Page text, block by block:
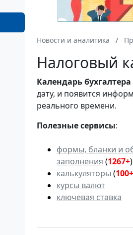
Новости и аналитика
Налоговый
Календарьбухгалтера
дату, и появится
реального времени.
Полезные сервисы:
формы, бланки и
заполнения (1267+)
калькуляторы (100+
курсы валют
ключевая ставка